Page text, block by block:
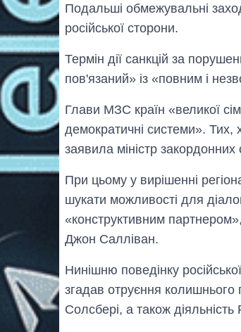
Подальші обмежувальні
російської сторони.
Термін дії санкцій за
пов'язаний» із «повним і
Глави МЗС країн «великої
демократичні системи». Тих,
заявила міністр
При цьому у вирішенні
шукати можливості для
«конструктивним
Джон Салліван.
Нинішню поведінку
згадав отруєння колишнього
Солсбері, а також діяльність